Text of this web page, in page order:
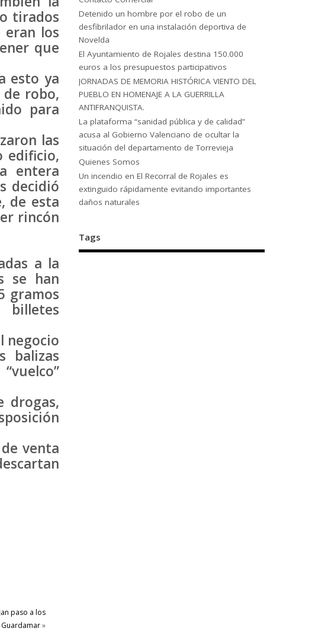
tirados
eran los
que
esto ya
robo,
para
las
edificio,
entera
decidió
de esta
rincón
a la
se han
gramos
negocio
balizas
drogas,
venta
paso a los
»
Detenido un hombre por el robo de un
desfibrilador en una instalación deportiva de
Novelda
El Ayuntamiento de Rojales destina 150.000
euros a los presupuestos participativos
JORNADAS DE MEMORIA HISTÓRICA VIENTO DEL
PUEBLO EN HOMENAJE A LA GUERRILLA
ANTIFRANQUISTA.
La plataforma “sanidad pública y de calidad”
acusa al Gobierno Valenciano de ocultar la
situación del departamento de Torrevieja
Quienes Somos
Un incendio en El Recorral de Rojales es
extinguido rápidamente evitando importantes
daños naturales
Tags